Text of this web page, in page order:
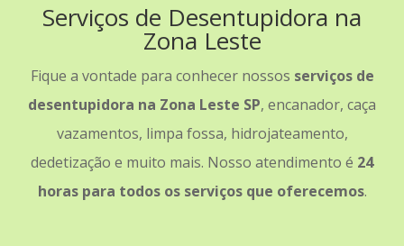
Serviços de Desentupidora na
Zona Leste
Fique a vontade para conhecer nossos serviços de
desentupidora na Zona Leste SP, encanador, caça
vazamentos, limpa fossa, hidrojateamento,
dedetização e muito mais. Nosso atendimento é 24
horas para todos os serviços que oferecemos.